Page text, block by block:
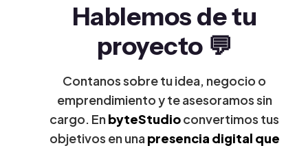
Hablemos de tu
proyecto 💬
Contanos sobre tu idea, negocio o
emprendimiento y te asesoramos sin
cargo. En byteStudioconvertimos tus
objetivos en una presencia digital que